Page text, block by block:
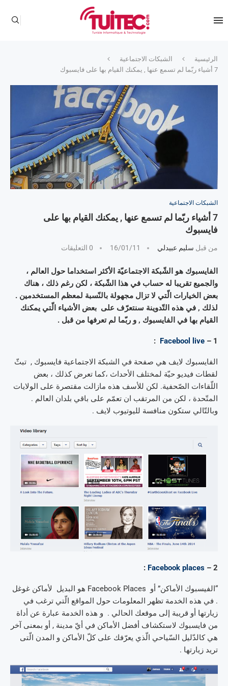
الرئيسية
الشبكات الاجتماعية
7 أشياء ربّما لم تسمع عنها , يمكنك القيام بها على فايسبوك
الشبكات الاجتماعية
7 أشياء ربّما لم تسمع عنها , يمكنك القيام بها على
فايسبوك
من قبل سليم عبيدلي 16/01/11 0 التعليقات
الفايسبوك هو الشّبكة الاجتماعيّة الأكثر استخداما حول العالم ،
والجميع تقريبا له حساب في هذا الشّبكة ، لكن رغم ذلك ، هناك
بعض الخيارات الّتي لا تزال مجهولة بالنّسبة لمعظم المستخدمين .
لذلك , في هذه التّدوينة سنتعرّف على بعض الأشياء الّتي يمكنك
القيام بها في الفايسبوك , و ربّما لم تعرفها من قبل .
1 –
Facebool live
:
الفايسبوك لايف هي صفحة في الشبكة الاجتماعية فايسبوك , تبثّ
لقطات فيديو حيّة لمختلف الأحداث ،كما تعرض كذلك ، بعض
اللّقاءات الصّحفية. لكن للأسف هذه مازالت مقتصرة على الولايات
المتّحدة ، لكن من المرتقب ان تعمّم على باقي بلدان العالم .
وبالتّالي ستكون منافسة لليوتيوب لايف .
2 –
Facebook places
:
“الفيسبوك الأماكن” أو Facebook Places هو البديل لأماكن غوغل
. في هذه الخدمة تظهر المعلومات حول المواقع الّتي ترغب في
زيارتها أو قريبة إلى موقعك الحالي . و هذه الخدمة عبارة عن أداة
من فايسبوك لاستكشاف أفضل الأماكن في أيّ مدينة , أو بمعنى آخر
هي كالدّليل السّياحي الّذي يعرّفك على كلّ الأماكن و المدن الّتى
تريد زيارتها .